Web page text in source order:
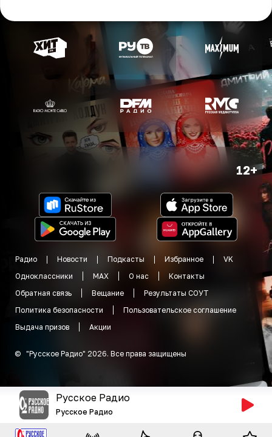
12+
Радио Новости Подкасты Избранное
VK
Одноклассники
MAX О нас
Контакты
Обратная связь
Вещание
Результаты СОУТ
Политика безопасности
Пользовательское соглашение
Выдача призов
Акции
© "Русское Радио" 2026. Все права защищены
Русское Радио
Русское Радио